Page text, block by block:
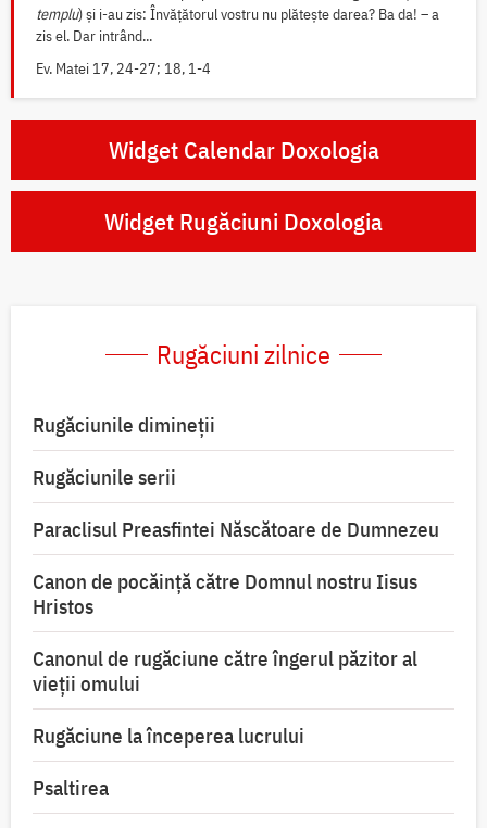
templu) și i-au zis: Învățătorul vostru nu plătește darea? Ba da! – a
zis el. Dar intrând...
Ev. Matei 17, 24-27; 18, 1-4
Widget Calendar Doxologia
Widget Rugăciuni Doxologia
Rugăciuni zilnice
Rugăciunile dimineții
Rugăciunile serii
Paraclisul Preasfintei Născătoare de Dumnezeu
Canon de pocăință către Domnul nostru Iisus
Hristos
Canonul de rugăciune către îngerul păzitor al
vieții omului
Rugăciune la începerea lucrului
Psaltirea